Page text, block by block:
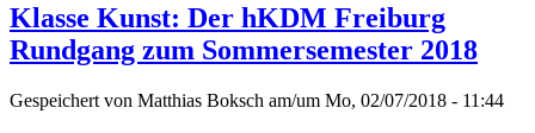
Klasse Kunst: Der hKDM Freiburg
Rundgang zum Sommersemester 2018
Gespeichert von Matthias Boksch am/um Mo, 02/07/2018 - 11:44